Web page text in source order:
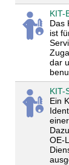
KIT-
Das
ist
dar
KIT-
Ein
OE-